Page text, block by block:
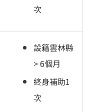
次
設籍雲林縣
> 6個月
終身補助1
次